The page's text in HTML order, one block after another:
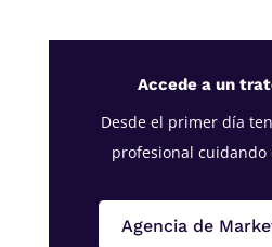
Accede a un
Desde el primer día
profesional cuidando
Agencia de